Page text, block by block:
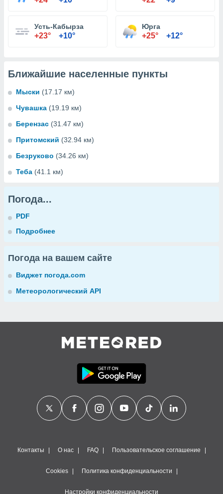
Усть-Кабырза
+23° +10°
Юрга
+25° +12°
Ближайшие населенные пункты
Мыски (17.17 км)
Чувашка (19.19 км)
Берензас (31.47 км)
Притомский (32.94 км)
Безруково (34.26 км)
Теба (41.1 км)
Погода...
PDF
Подробнее
Погода на вашем сайте
Виджет погода.com
Метеорологический API
Контакты О нас FAQ Пользовательское соглашение
Cookies Политика конфиденциальности
Настройки конфиденциальности